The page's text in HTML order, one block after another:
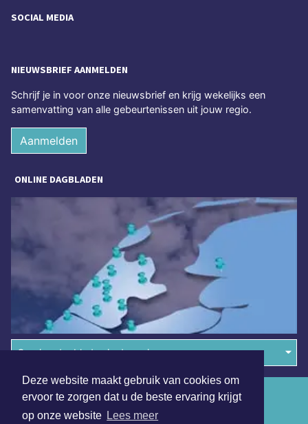
Deze website maakt gebruik van cookies om
ervoor te zorgen dat u de beste ervaring krijgt
op onze website Lees meer
SOCIAL MEDIA
NIEUWSBRIEF AANMELDEN
Schrijf je in voor onze nieuwsbrief en krijg wekelijks een
samenvatting van alle gebeurtenissen uit jouw regio.
Aanmelden
ONLINE DAGBLADEN
Overige dagbladen in de regio
Algemene voorwaarden
Disclaimer